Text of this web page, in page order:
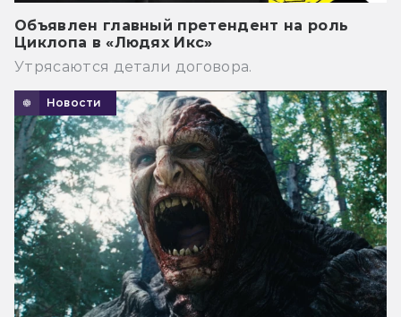
Объявлен главный претендент на роль
Циклопа в «Людях Икс»
Утрясаются детали договора.
Новости